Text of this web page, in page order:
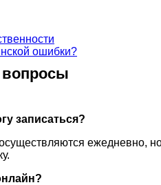
ошибки?
вопросы
записаться?
ежедневно,